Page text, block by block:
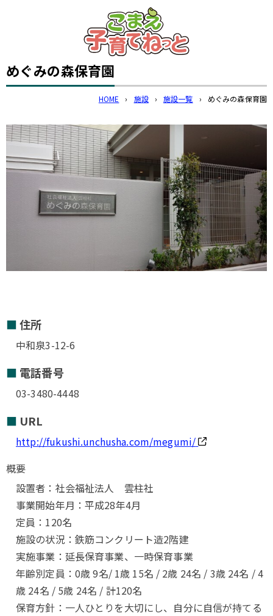
このページの本文へ
めぐみの森保育園
HOME › 施設 › 施設一覧 › めぐみの森保育園
住所
中和泉3-12-6
電話番号
03-3480-4448
URL
http://fukushi.unchusha.com/megumi/
概要
設置者：社会福祉法人 雲柱社
事業開始年月：平成28年4月
定員：120名
施設の状況：鉄筋コンクリート造2階建
実施事業：延長保育事業、一時保育事業
年齢別定員：0歳 9名/ 1歳 15名 / 2歳 24名 / 3歳 24名 / 4
歳 24名 / 5歳 24名 / 計120名
保育方針：一人ひとりを大切にし、自分に自信が持てる